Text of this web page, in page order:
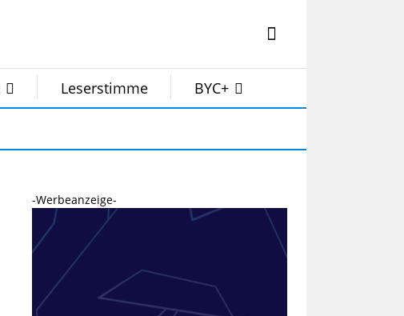
Leserstimme BYC+
-Werbeanzeige-